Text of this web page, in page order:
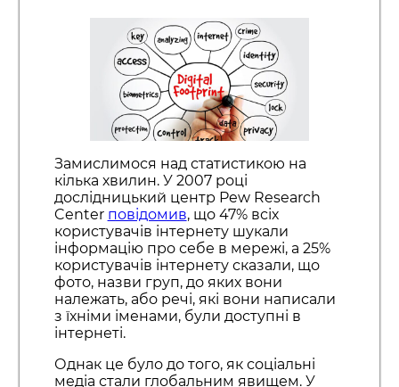
Замислимося над статистикою на
кілька хвилин. У 2007 році
дослідницький центр Pew Research
Center повідомив, що 47% всіх
користувачів інтернету шукали
інформацію про себе в мережі, а 25%
користувачів інтернету сказали, що
фото, назви груп, до яких вони
належать, або речі, які вони написали
з їхніми іменами, були доступні в
інтернеті.
Однак це було до того, як соціальні
медіа стали глобальним явищем. У